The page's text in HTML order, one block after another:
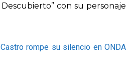
con su personaje
rompe su silencio en ONDA